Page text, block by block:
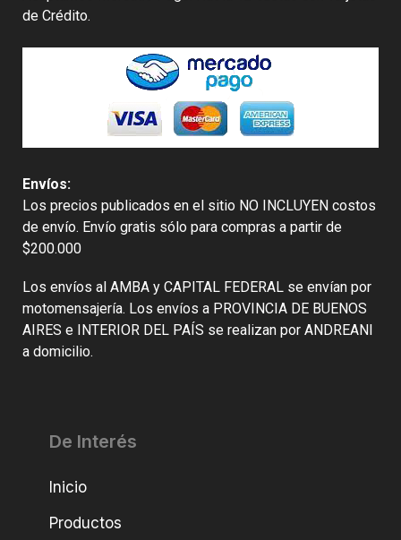
de Crédito.
Envíos:
Los precios publicados en el sitio NO INCLUYEN costos
de envío. Envío gratis sólo para compras a partir de
$200.000
Los envíos al AMBA y CAPITAL FEDERAL se envían por
motomensajería. Los envíos a PROVINCIA DE BUENOS
AIRES e INTERIOR DEL PAÍS se realizan por ANDREANI
a domicilio.
De Interés
Inicio
Productos